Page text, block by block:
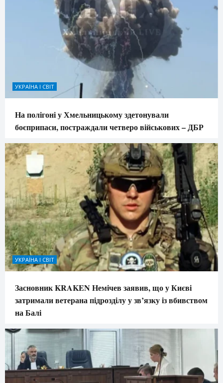
УКРАЇНА І СВІТ
На полігоні у Хмельницькому здетонували
боєприпаси, постраждали четверо військових – ДБР
УКРАЇНА І СВІТ
Засновник KRAKEN Немічев заявив, що у Києві
затримали ветерана підрозділу у зв’язку із вбивством
на Балі